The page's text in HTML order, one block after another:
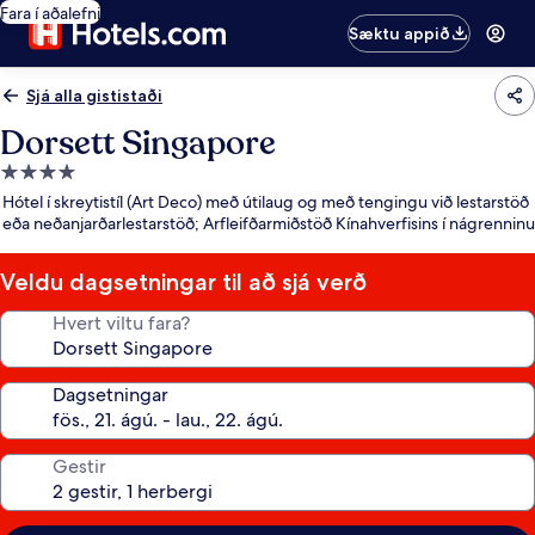
Fara í aðalefni
Sæktu appið
Sjá alla gististaði
Dorsett Singapore
4.0
stjörnu
gististaður
Hótel í skreytistíl (Art Deco) með útilaug og með tengingu við lestarstöð
eða neðanjarðarlestarstöð; Arfleifðarmiðstöð Kínahverfisins í nágrenninu
Veldu dagsetningar til að sjá verð
Hvert viltu fara?
Dagsetningar
Gestir